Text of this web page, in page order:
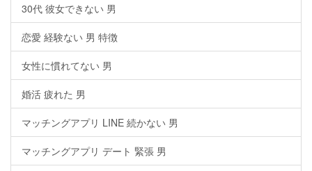
30代 彼女できない 男
恋愛 経験ない 男 特徴
女性に慣れてない 男
婚活 疲れた 男
マッチングアプリ LINE 続かない 男
マッチングアプリ デート 緊張 男